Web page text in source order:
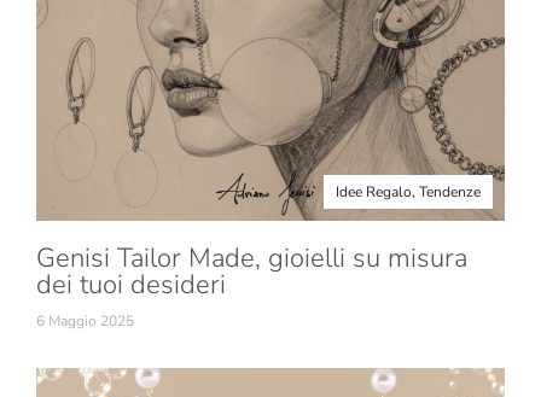
Idee Regalo, Tendenze
Genisi Tailor Made, gioielli su misura
dei tuoi desideri
6 Maggio 2025